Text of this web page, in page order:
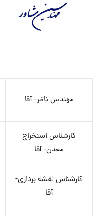
مهندس ناظر- آقا
کارشناس استخراج
معدن- آقا
کارشناس نقشه برداری-
آقا